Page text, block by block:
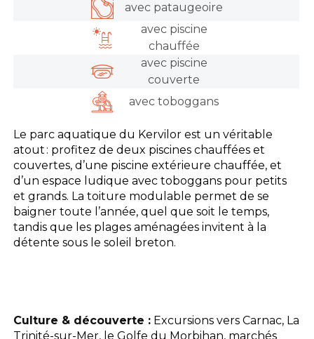
avec pataugeoire
avec piscine
chauffée
avec piscine
couverte
avec toboggans
Le parc aquatique du Kervilor est un véritable
atout : profitez de deux piscines chauffées et
couvertes, d’une piscine extérieure chauffée, et
d’un espace ludique avec toboggans pour petits
et grands. La toiture modulable permet de se
baigner toute l’année, quel que soit le temps,
tandis que les plages aménagées invitent à la
détente sous le soleil breton.
Culture & découverte : Excursions vers Carnac, La
Trinité-sur-Mer, le Golfe du Morbihan, marchés